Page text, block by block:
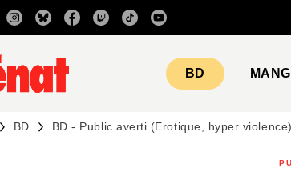
RECHERCHE CONTENU
BD
BD BD - Public averti (Erotique, hyper violence)